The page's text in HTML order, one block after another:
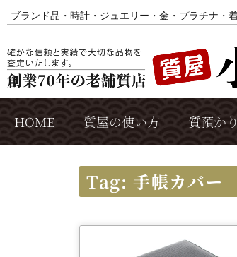
ブランド品・時計・ジュエリー・金・プラチナ・
HOME 質屋の使い方 質預かり
Tag: 手帳カバー